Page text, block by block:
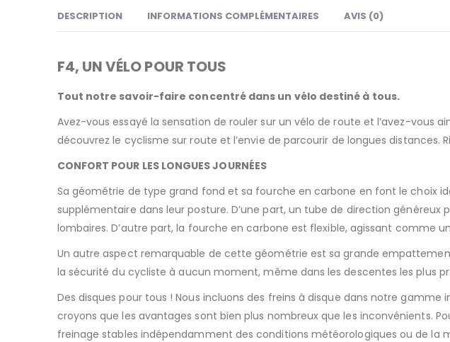
DESCRIPTION INFORMATIONS COMPLÉMENTAIRES AVIS (0)
F4, UN VÉLO POUR TOUS
Tout notre savoir-faire concentré dans un vélo destiné à tous.
Avez-vous essayé la sensation de rouler sur un vélo de route et l’avez-vous
découvrez le cyclisme sur route et l’envie de parcourir de longues
CONFORT POUR LES LONGUES JOURNÉES
Sa géométrie de type grand fond et sa fourche en carbone en font le choix
supplémentaire dans leur posture. D’une part, un tube de direction
lombaires. D’autre part, la fourche en carbone est flexible, agissant comme
Un autre aspect remarquable de cette géométrie est sa grande
la sécurité du cycliste à aucun moment, même dans les descentes les plus
Des disques pour tous ! Nous incluons des freins à disque dans notre
croyons que les avantages sont bien plus nombreux que les inconvénients.
freinage stables indépendamment des conditions météorologiques ou de la